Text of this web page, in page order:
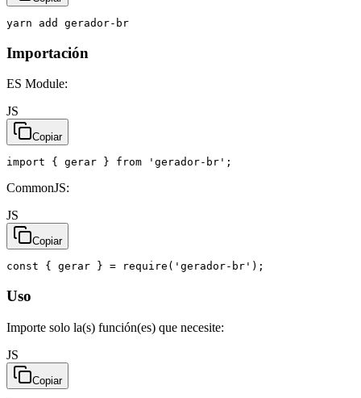
yarn add gerador-br
Importación
ES Module:
JS
Copiar
import { gerar } from 'gerador-br' ;
CommonJS:
JS
Copiar
const { gerar } = require ( 'gerador-br' ) ;
Uso
Importe solo la(s) función(es) que necesite:
JS
Copiar